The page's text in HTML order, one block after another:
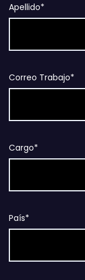
Apellido*
Correo Trabajo*
Cargo*
País*